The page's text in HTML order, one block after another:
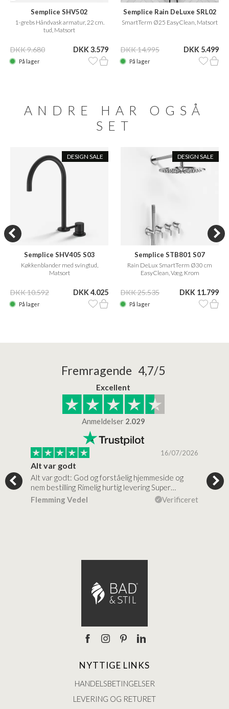
Semplice SHV502
1-grebs Håndvask armatur, 22 cm.
tud, Matsort
DKK 9.680 DKK 3.579
På lager
Semplice Rain DeLuxe SRL02
SmartTerm Ø25 EasyClean, Matsort
DKK 14.995 DKK 5.499
På lager
ANDRE HAR OGSÅ
SET
DESIGN SALE
Semplice SHV405 S03
Køkkenblander med svingtud,
Matsort
DKK 10.592 DKK 4.025
På lager
DESIGN SALE
Semplice STB801 S07
Rain DeLux SmartTerm Ø30 cm
EasyClean, Væg, Krom
DKK 25.535 DKK 11.799
På lager
Fremragende 4,7/5
Excellent
Anmeldelser 2.029
for…
16/07/2026
Alt var godt
Alt var godt: God og forståelig hjemmeside og
nem bestilling Rimelig hurtig levering Super…
Flemming Vedel
Verificeret
Jeg
en
NYTTIGE LINKS
HANDELSBETINGELSER
LEVERING OG RETURET